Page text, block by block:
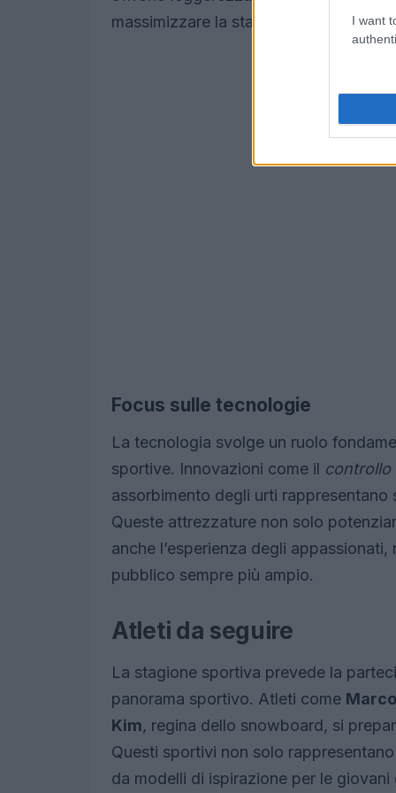
I want
massimizzare la stabilità e la
Focus sulle tecnologie
La tecnologia svolge un ruolo
sportive. Innovazioni come il controllo
assorbimento degli urti
Queste attrezzature non solo
anche l’esperienza degli
pubblico sempre più ampio.
Atleti da seguire
La stagione sportiva prevede la
panorama sportivo. Atleti come
Kim, regina dello snowboard, si
Questi sportivi non solo
da modelli di ispirazione per le giovani